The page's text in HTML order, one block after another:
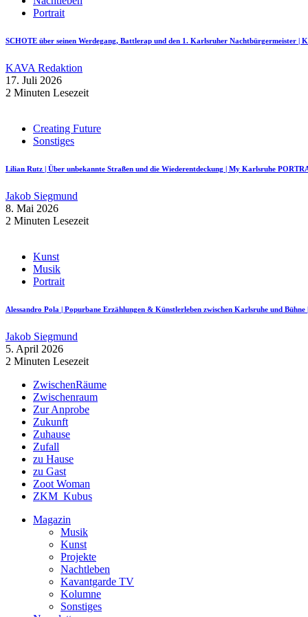
Portrait
SCHOTE über seinen Werdegang, Battlerap und den 1. Karlsruher Nachtbürgermeister |
KAVA Redaktion
17. Juli 2026
2 Minuten Lesezeit
Creating Future
Sonstiges
Lilian Rutz | Über unbekannte Straßen und die Wiederentdeckung | My Karlsruhe
Jakob Siegmund
8. Mai 2026
2 Minuten Lesezeit
Kunst
Musik
Portrait
Alessandro Pola | Popurbane Erzählungen & Künstlerleben zwischen Karlsruhe und
Jakob Siegmund
5. April 2026
2 Minuten Lesezeit
ZwischenRäume
Zwischenraum
Zur Anprobe
Zukunft
Zuhause
Zufall
zu Hause
zu Gast
Zoot Woman
ZKM_Kubus
Magazin
Musik
Kunst
Projekte
Nachtleben
Kavantgarde TV
Kolumne
Sonstiges